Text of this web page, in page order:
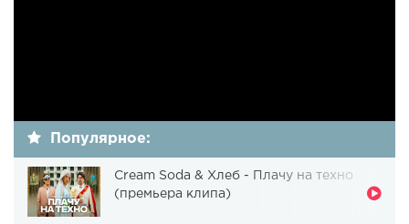
Популярное:
Cream Soda & Хлеб - Плачу на техно
(премьера клипа)